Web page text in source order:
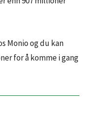
Monio og du kan
for å komme i gang